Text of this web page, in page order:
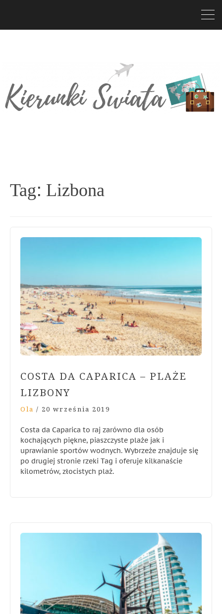
Tag: Lizbona
COSTA DA CAPARICA – PLAŻE
LIZBONY
Ola / 20 września 2019
Costa da Caparica to raj zarówno dla osób
kochających piękne, piaszczyste plaże jak i
uprawianie sportów wodnych. Wybrzeże znajduje się
po drugiej stronie rzeki Tag i oferuje kilkanaście
kilometrów, złocistych plaż.